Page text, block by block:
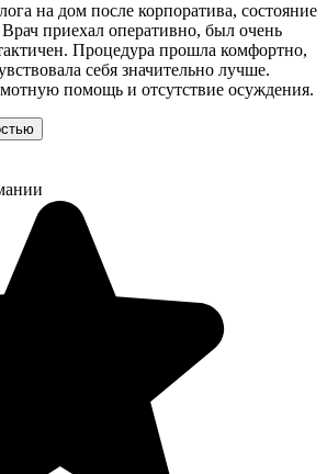
на дом после корпоратива, состояние
приехал оперативно, был очень
Процедура прошла комфортно,
себя значительно лучше.
помощь и отсутствие осуждения.